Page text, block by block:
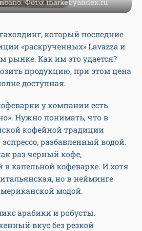
Фото: market.yandex.ru
который последние
«раскрученных» Lavazza и
рынке. Как им это удается?
продукцию, при этом цена
доступная.
у компании есть
Нужно понимать, что в
кофейной традиции
разбавленный водой.
раз черный кофе,
капельной кофеварке. И хотя
но в нейминге
модой.
арабики и робусты.
вкус без резкой